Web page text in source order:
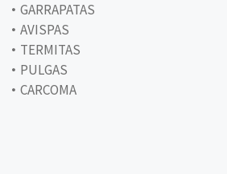
GARRAPATAS
AVISPAS
TERMITAS
PULGAS
CARCOMA